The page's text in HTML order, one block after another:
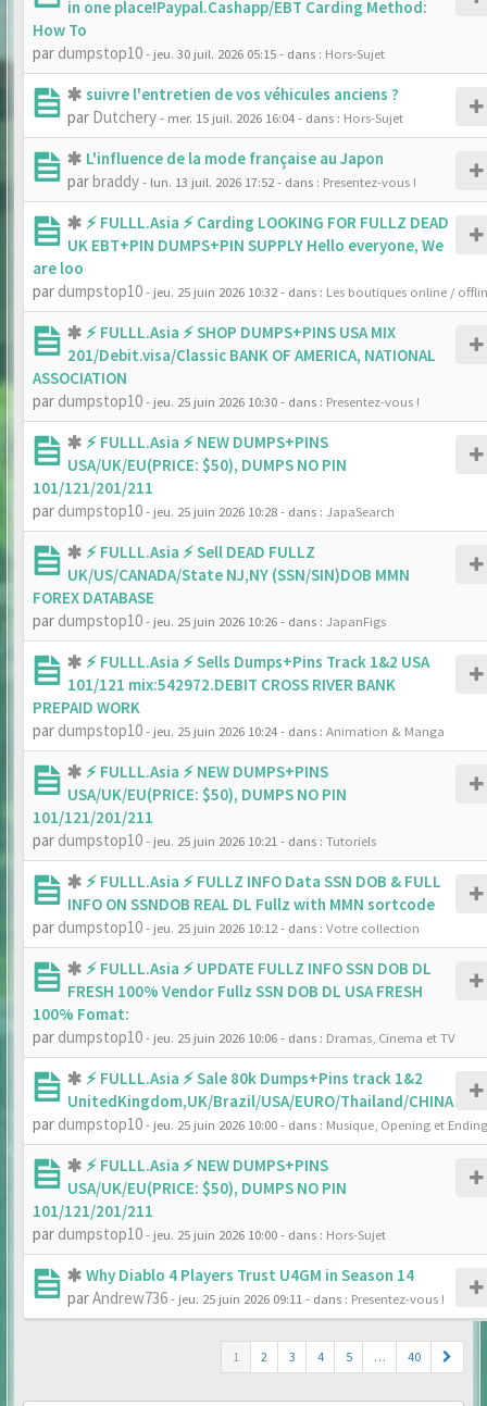
in one place!Paypal.Cashapp/EBT Carding Method:
How To
par dumpstop10- jeu. 30 juil. 2026 05:15- dans : Hors-Sujet
suivre l'entretien de vos véhicules anciens ?
par Dutchery- mer. 15 juil. 2026 16:04- dans : Hors-Sujet
L'influence de la mode française au Japon
parbraddy- lun. 13 juil. 2026 17:52- dans : Presentez-vous !
⚡ FULLL.Asia ⚡ Carding LOOKING FOR FULLZ DEAD
UK EBT+PIN DUMPS+PIN SUPPLY Hello everyone, We
are loo
par dumpstop10- jeu. 25 juin 2026 10:32- dans : Les boutiques online /
⚡ FULLL.Asia ⚡ SHOP DUMPS+PINS USA MIX
201/Debit.visa/Classic BANK OF AMERICA, NATIONAL
ASSOCIATION
par dumpstop10- jeu. 25 juin 2026 10:30- dans : Presentez-vous !
⚡ FULLL.Asia ⚡ NEW DUMPS+PINS
USA/UK/EU(PRICE: $50), DUMPS NO PIN
101/121/201/211
par dumpstop10- jeu. 25 juin 2026 10:28- dans : JapaSearch
⚡ FULLL.Asia ⚡ Sell DEAD FULLZ
UK/US/CANADA/State NJ,NY (SSN/SIN)DOB MMN
FOREX DATABASE
par dumpstop10- jeu. 25 juin 2026 10:26- dans : JapanFigs
⚡ FULLL.Asia ⚡ Sells Dumps+Pins Track 1&2 USA
101/121 mix:542972.DEBIT CROSS RIVER BANK
PREPAID WORK
par dumpstop10- jeu. 25 juin 2026 10:24- dans : Animation & Manga
⚡ FULLL.Asia ⚡ NEW DUMPS+PINS
USA/UK/EU(PRICE: $50), DUMPS NO PIN
101/121/201/211
par dumpstop10- jeu. 25 juin 2026 10:21 - dans : Tutoriels
⚡ FULLL.Asia ⚡ FULLZ INFO Data SSN DOB & FULL
INFO ON SSNDOB REAL DL Fullz with MMN sortcode
par dumpstop10- jeu. 25 juin 2026 10:12- dans : Votre collection
⚡ FULLL.Asia ⚡ UPDATE FULLZ INFO SSN DOB DL
FRESH 100% Vendor Fullz SSN DOB DL USA FRESH
100% Fomat:
par dumpstop10- jeu. 25 juin 2026 10:06- dans : Dramas, Cinema et TV
⚡ FULLL.Asia ⚡ Sale 80k Dumps+Pins track 1&2
UnitedKingdom,UK/Brazil/USA/EURO/Thailand/CHINA
par dumpstop10- jeu. 25 juin 2026 10:00- dans : Musique, Opening et Ending
⚡ FULLL.Asia ⚡ NEW DUMPS+PINS
USA/UK/EU(PRICE: $50), DUMPS NO PIN
101/121/201/211
par dumpstop10- jeu. 25 juin 2026 10:00- dans : Hors-Sujet
Why Diablo 4 Players Trust U4GM in Season 14
parAndrew736- jeu. 25 juin 2026 09:11 - dans : Presentez-vous !
1 2 3 4 5 … 40